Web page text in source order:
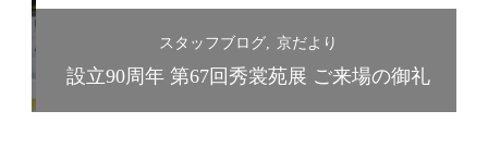
スタッフブログ 京だより
設立90周年 第67回秀裳苑展 ご来場の御礼